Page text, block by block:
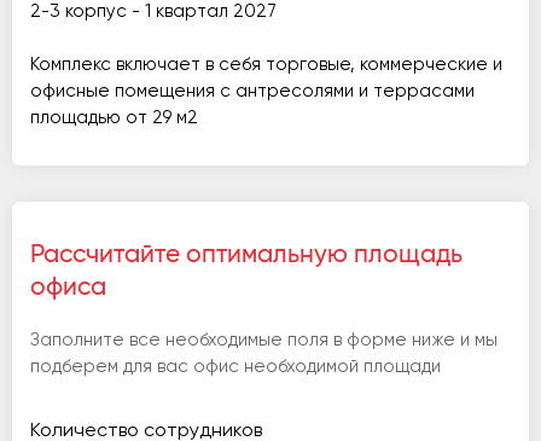
2-3 корпус - 1 квартал 2027
Комплекс включает в себя торговые, коммерческие и
офисные помещения с антресолями и террасами
площадью от 29 м2
Рассчитайте оптимальную площадь
офиса
Заполните все необходимые поля в форме ниже и мы
подберем для вас офис необходимой площади
Количество сотрудников